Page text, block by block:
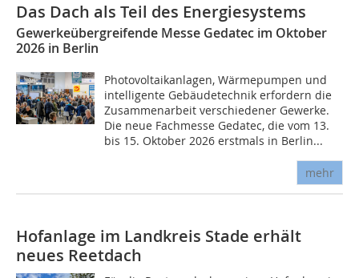
Das Dach als Teil des Energiesystems
Gewerkeübergreifende Messe Gedatec im Oktober
2026 in Berlin
Photovoltaikanlagen, Wärmepumpen und
intelligente Gebäudetechnik erfordern die
Zusammenarbeit verschiedener Gewerke.
Die neue Fachmesse Gedatec, die vom 13.
bis 15. Oktober 2026 erstmals in Berlin...
mehr
Hofanlage im Landkreis Stade erhält
neues Reetdach